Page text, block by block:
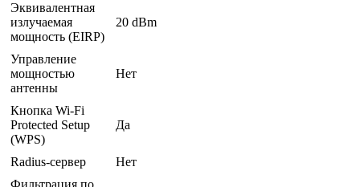
Эквивалентная
излучаемая
мощность (EIRP)
20 dBm
Управление
мощностью
антенны
Нет
Кнопка Wi-Fi
Protected Setup
(WPS)
Да
Radius-сервер
Нет